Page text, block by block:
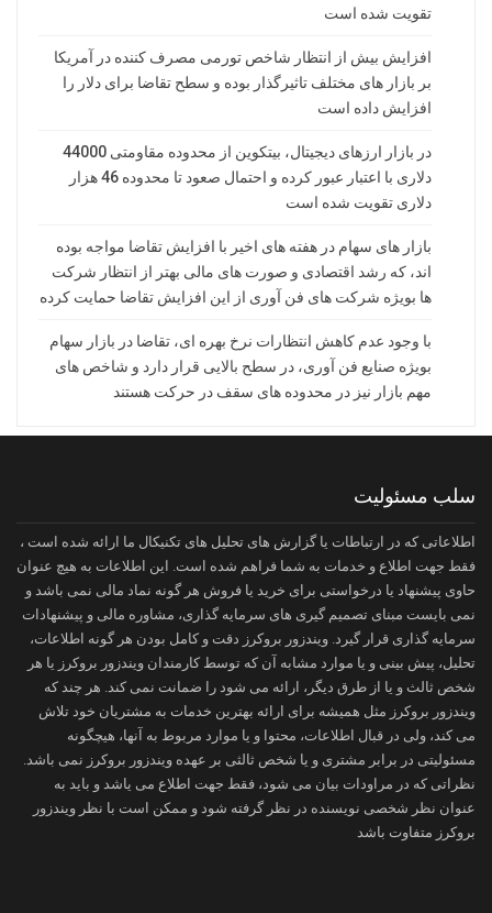
تقویت شده است
افزایش بیش از انتظار شاخص تورمی مصرف کننده در آمریکا
بر بازار های مختلف تاثیرگذار بوده و سطح تقاضا برای دلار را
افزایش داده است
در بازار ارزهای دیجیتال، بیتکوین از محدوده مقاومتی 44000
دلاری با اعتبار عبور کرده و احتمال صعود تا محدوده 46 هزار
دلاری تقویت شده است
بازار های سهام در هفته های اخیر با افزایش تقاضا مواجه بوده
اند، که رشد اقتصادی و صورت های مالی بهتر از انتظار شرکت
ها بویژه شرکت های فن آوری از این افزایش تقاضا حمایت کرده
با وجود عدم کاهش انتظارات نرخ بهره ای، تقاضا در بازار سهام
بویژه صنایع فن آوری، در سطح بالایی قرار دارد و شاخص های
مهم بازار نیز در محدوده های سقف در حرکت هستند
سلب مسئولیت
اطلاعاتی که در ارتباطات یا گزارش های تحلیل های تکنیکال ما ارائه شده است ،
فقط جهت اطلاع و خدمات به شما فراهم شده است. این اطلاعات به هیچ عنوان
حاوی پیشنهاد یا درخواستی برای خرید یا فروش هر گونه نماد مالی نمی باشد و
نمی بایست مبنای تصمیم گیری های سرمایه گذاری، مشاوره مالی و پیشنهادات
سرمایه گذاری قرار گیرد. ویندزور بروکرز دقت و کامل بودن هر گونه اطلاعات،
تحلیل، پیش بینی و یا موارد مشابه آن که توسط کارمندان ویندزور بروکرز یا هر
شخص ثالث و یا از طرق دیگر، ارائه می شود را ضمانت نمی کند. هر چند که
ویندزور بروکرز مثل همیشه برای ارائه بهترین خدمات به مشتریان خود تلاش
می کند، ولی در قبال اطلاعات، محتوا و یا موارد مربوط به آنها، هیچگونه
مسئولیتی در برابر مشتری و یا شخص ثالثی بر عهده ویندزور بروکرز نمی باشد.
نظراتی که در مراودات بیان می شود، فقط جهت اطلاع می یاشد و باید به
عنوان نظر شخصی نویسنده در نظر گرفته شود و ممکن است با نظر ویندزور
بروکرز متفاوت باشد